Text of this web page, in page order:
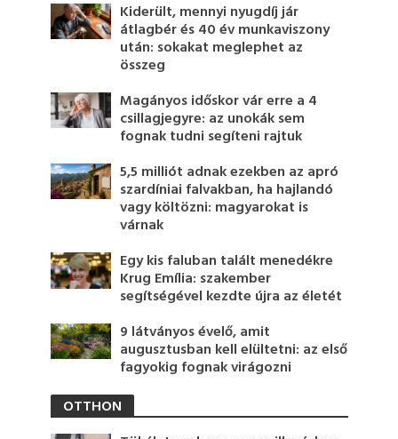
Kiderült, mennyi nyugdíj jár
átlagbér és 40 év munkaviszony
után: sokakat meglephet az
összeg
Magányos időskor vár erre a 4
csillagjegyre: az unokák sem
fognak tudni segíteni rajtuk
5,5 milliót adnak ezekben az apró
szardíniai falvakban, ha hajlandó
vagy költözni: magyarokat is
várnak
Egy kis faluban talált menedékre
Krug Emília: szakember
segítségével kezdte újra az életét
9 látványos évelő, amit
augusztusban kell elültetni: az első
fagyokig fognak virágozni
OTTHON